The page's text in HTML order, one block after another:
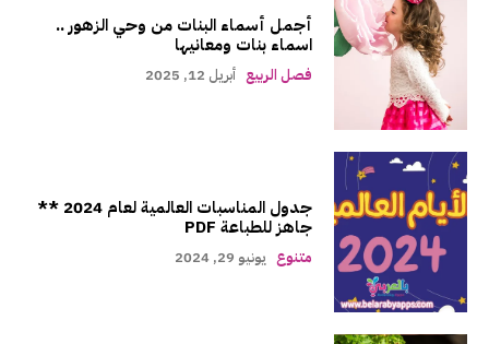
أجمل أسماء البنات من وحي الزهور ..
اسماء بنات ومعانيها
فصل الربيع أبريل 12, 2025
جدول المناسبات العالمية لعام 2024 **
جاهز للطباعة PDF
متنوع يونيو 29, 2024